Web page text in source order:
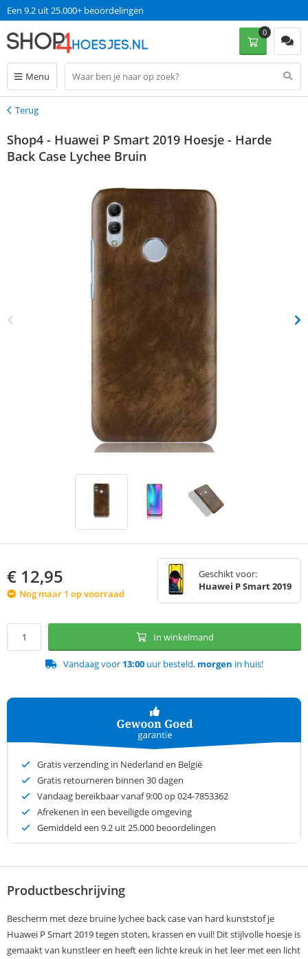
Een 9.2 uit 25.000+ beoordelingen
Menu
0
Terug
Terug
Shop4 - Huawei P Smart 2019 Hoesje - Harde
Back Case Lychee Bruin
€ 12,95
Nog maar 1 op voorraad
Geschikt voor:
Huawei P Smart 2019
In winkelmand
Vandaag voor 13:00uur besteld, morgen in huis!
Gratis verzending in Nederland en België
Gratis retourneren binnen 30 dagen
Vandaag bereikbaar vanaf 9:00 op 024-7853362
Afrekenen in een beveiligde omgeving
Gemiddeld een 9.2 uit 25.000 beoordelingen
Productbeschrijving
Bescherm met deze bruine lychee back case van hard kunststof je
Huawei P Smart 2019 tegen stoten, krassen en vuil! Dit stijlvolle hoesje is
gemaakt van kunstleer en heeft een lichte kreuk in het leer met een licht